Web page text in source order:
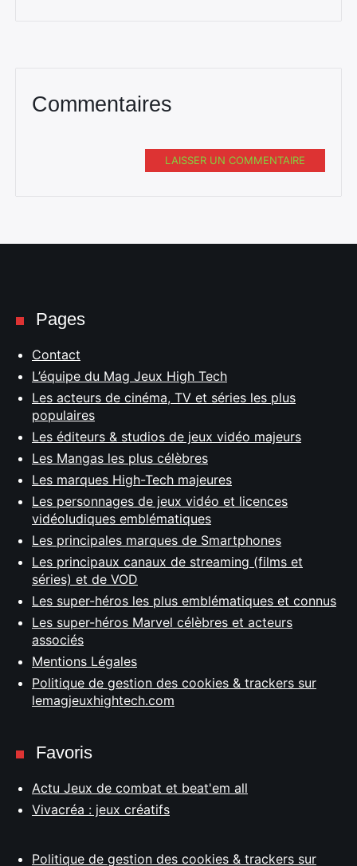
Commentaires
LAISSER UN COMMENTAIRE
Pages
Contact
L’équipe du Mag Jeux High Tech
Les acteurs de cinéma, TV et séries les plus
populaires
Les éditeurs & studios de jeux vidéo majeurs
Les Mangas les plus célèbres
Les marques High-Tech majeures
Les personnages de jeux vidéo et licences
vidéoludiques emblématiques
Les principales marques de Smartphones
Les principaux canaux de streaming (films et
séries) et de VOD
Les super-héros les plus emblématiques et connus
Les super-héros Marvel célèbres et acteurs
associés
Mentions Légales
Politique de gestion des cookies & trackers sur
lemagjeuxhightech.com
Favoris
Actu Jeux de combat et beat'em all
Vivacréa : jeux créatifs
Politique de gestion des cookies & trackers sur